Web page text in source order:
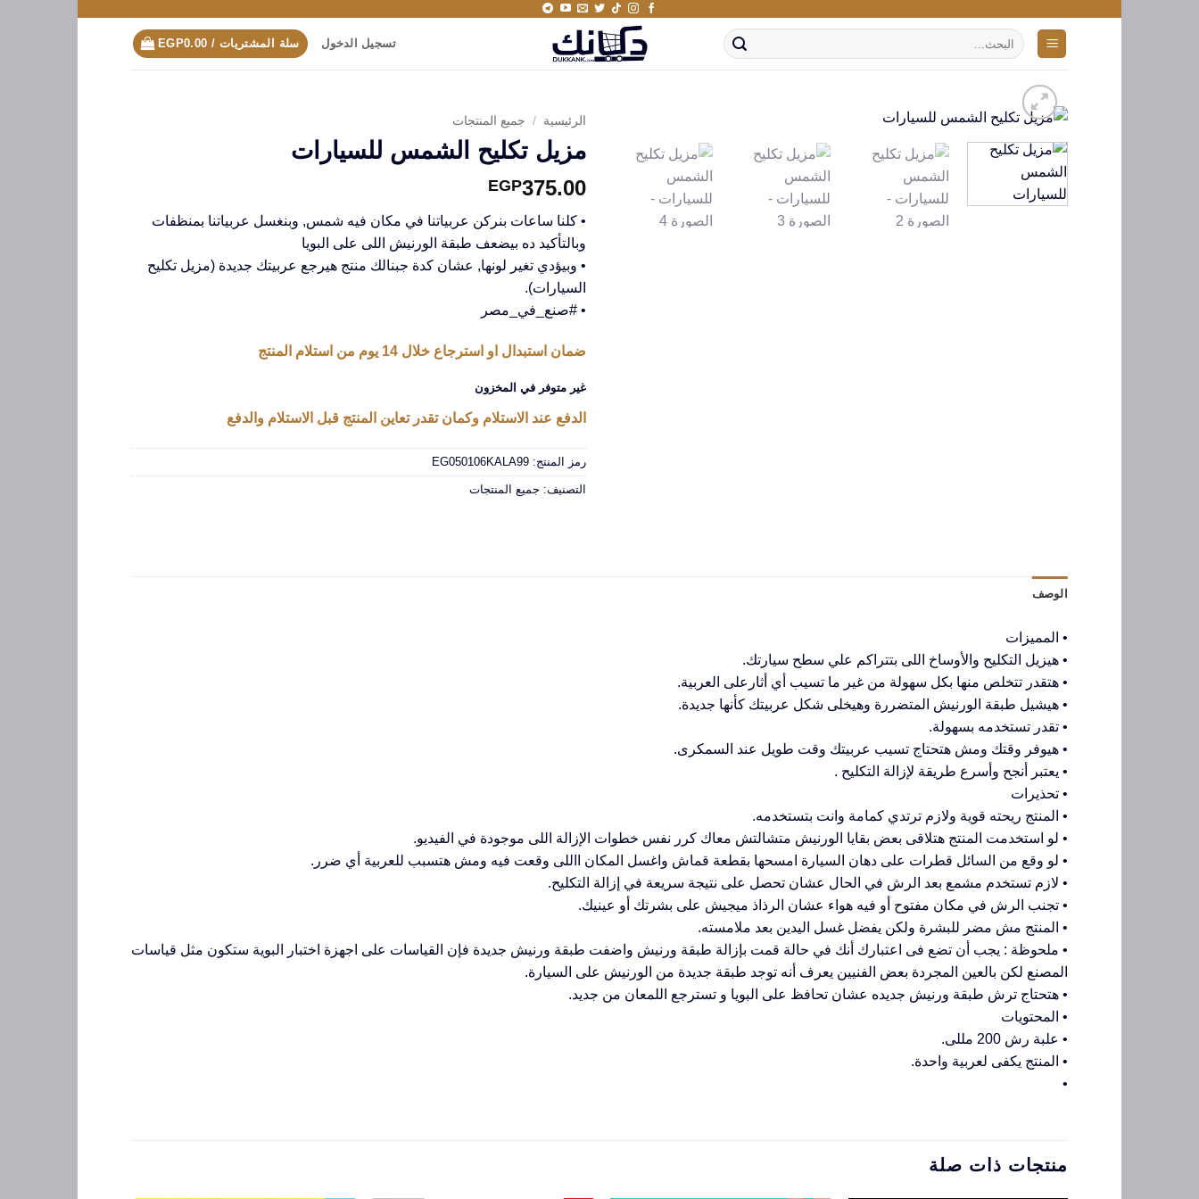
البحث
عن:
تسجيل الدخول سلة المشتريات / EGP0.00
الرئيسية / جميع المنتجات
مزيل تكليح الشمس للسيارات
EGP375.00
• كلنا ساعات بنركن عربياتنا في مكان فيه شمس, وبنغسل عربياتنا بمنظفات
وبالتأكيد ده بيضعف طبقة الورنيش اللى على البويا
• وبيؤدي تغير لونها, عشان كدة جبنالك منتج هيرجع عربيتك جديدة (مزيل تكليح
السيارات).
• #صنع_في_مصر
ضمان استبدال او استرجاع خلال 14 يوم من استلام المنتج
غير متوفر في المخزون
الدفع عند الاستلام وكمان تقدر تعاين المنتج قبل الاستلام والدفع
رمز المنتج: EG050106KALA99
التصنيف: جميع المنتجات
الوصف
• المميزات
• هيزيل التكليح والأوساخ اللى بتتراكم علي سطح سيارتك.
• هتقدر تتخلص منها بكل سهولة من غير ما تسيب أي أثارعلى العربية.
• هيشيل طبقة الورنيش المتضررة وهيخلى شكل عربيتك كأنها جديدة.
• تقدر تستخدمه بسهولة.
• هيوفر وقتك ومش هتحتاج تسيب عربيتك وقت طويل عند السمكرى.
• يعتبر أنجح وأسرع طريقة لإزالة التكليح .
• تحذيرات
• المنتج ريحته قوية ولازم ترتدي كمامة وانت بتستخدمه.
• لو استخدمت المنتج هتلاقى بعض بقايا الورنيش متشالتش معاك كرر نفس خطوات الإزالة اللى موجودة في الفيديو.
• لو وقع من السائل قطرات على دهان السيارة امسحها بقطعة قماش واغسل المكان االلى وقعت فيه ومش هتسبب للعربية أي ضرر.
• لازم تستخدم مشمع بعد الرش في الحال عشان تحصل على نتيجة سريعة في إزالة التكليح.
• تجنب الرش في مكان مفتوح أو فيه هواء عشان الرذاذ ميجيش على بشرتك أو عينيك.
• المنتج مش مضر للبشرة ولكن يفضل غسل اليدين بعد ملامسته.
• ملحوظة : يجب أن تضع فى اعتبارك أنك في حالة قمت بإزالة طبقة ورنيش واضفت طبقة ورنيش جديدة فإن القياسات على اجهزة اختبار البوية ستكون مثل قياسات
المصنع لكن بالعين المجردة بعض الفنيين يعرف أنه توجد طبقة جديدة من الورنيش على السيارة.
• هتحتاج ترش طبقة ورنيش جديده عشان تحافظ على البويا و تسترجع اللمعان من جديد.
• المحتويات
• علبة رش 200 مللى.
• المنتج يكفى لعربية واحدة.
•
منتجات ذات صلة